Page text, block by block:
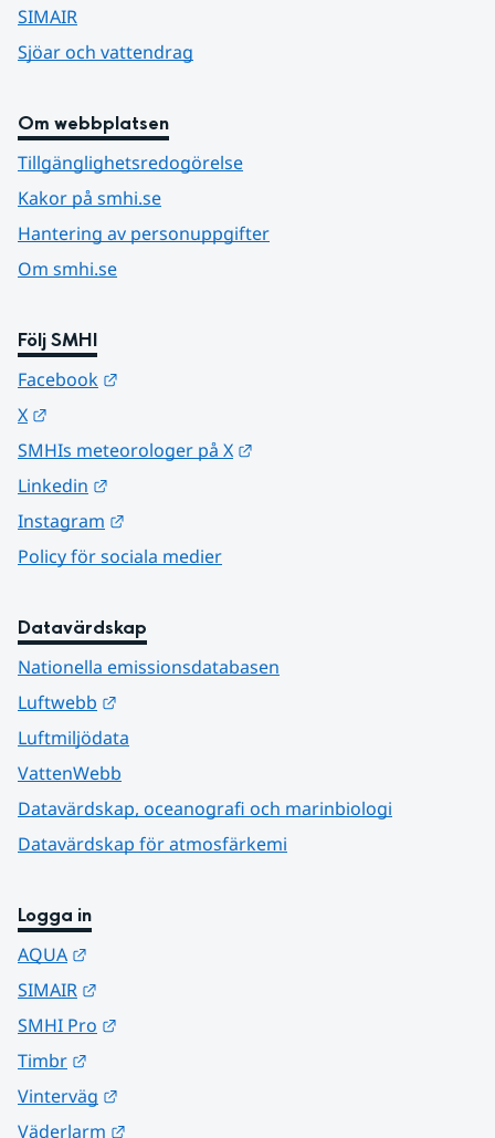
SIMAIR
Sjöar och vattendrag
Om webbplatsen
Tillgänglighetsredogörelse
Kakor på smhi.se
Hantering av personuppgifter
Om smhi.se
Följ SMHI
Facebook
X
SMHIs meteorologer på X
Linkedin
Instagram
Policy för sociala medier
Datavärdskap
Nationella emissionsdatabasen
Luftwebb
Luftmiljödata
VattenWebb
Datavärdskap, oceanografi och marinbiologi
Datavärdskap för atmosfärkemi
Logga in
AQUA
SIMAIR
SMHI Pro
Timbr
Vinterväg
Väderlarm